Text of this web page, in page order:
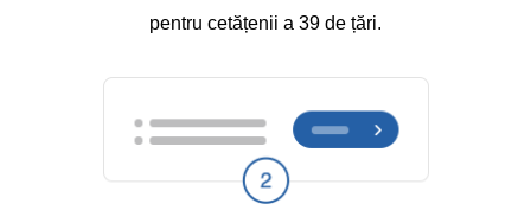
pentru cetățenii a 39 de țări.